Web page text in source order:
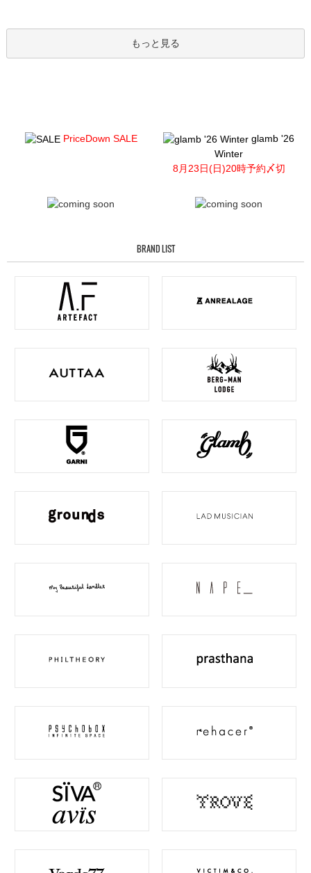
もっと見る
PriceDown SALE
glamb '26
Winter
8月23日(日)20時予約〆切
BRAND LIST